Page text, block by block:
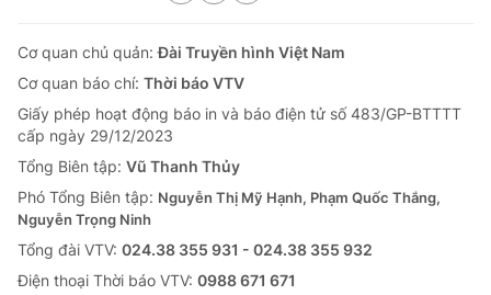
VTV Money VTV Thể thao
VTV Sức khoẻ
Thị trường 24h Tấm lòng Việt
VTV4 Vươn mình bằng AI
Cơ quan chủ quản:Đài Truyền hình Việt Nam
Cơ quan báo chí: Thời báo VTV
Giấy phép hoạt động báo in và báo điện tử số 483/GP-BTTTT
cấp ngày 29/12/2023
Tổng Biên tập: Vũ Thanh Thủy
Phó Tổng Biên tập: Nguyễn Thị Mỹ Hạnh, Phạm Quốc Thắng,
Nguyễn Trọng Ninh
Tổng đài VTV: 024.38 355 931 - 024.38 355 932
Ðiện thoại Thời báo VTV: 0988 671 671